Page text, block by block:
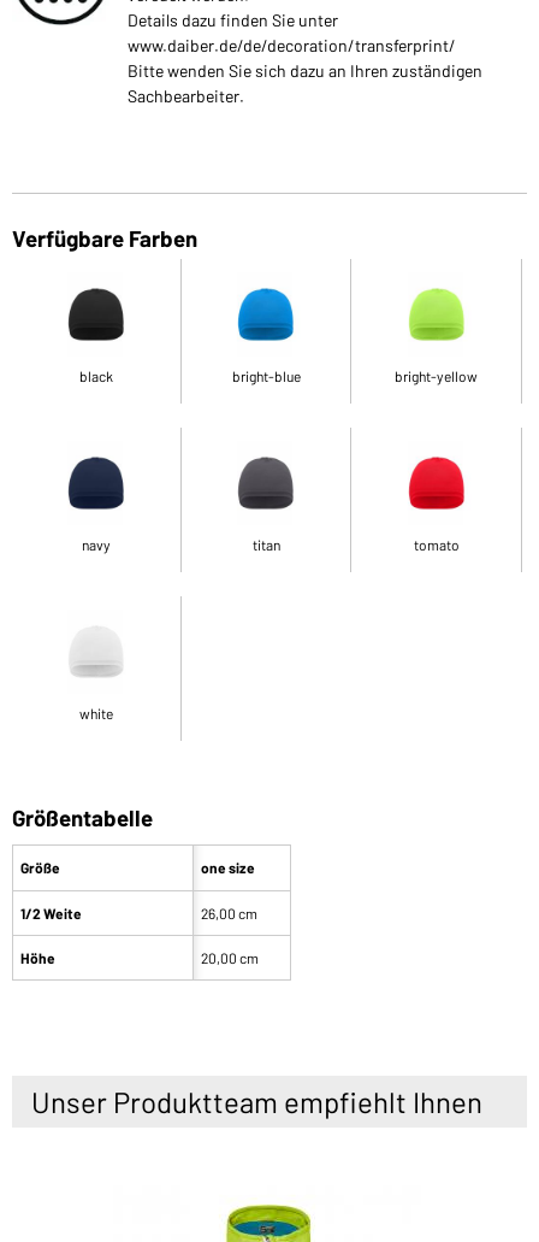
Details dazu finden Sie unter
www.daiber.de/de/decoration/transferprint/
Bitte wenden Sie sich dazu an Ihren zuständigen
Sachbearbeiter.
Verfügbare Farben
black bright-blue bright-yellow
navy titan tomato
white
Größentabelle
Größe
1/2 Weite
Höhe
one size
26,00 cm
20,00 cm
Unser Produktteam empfiehlt Ihnen